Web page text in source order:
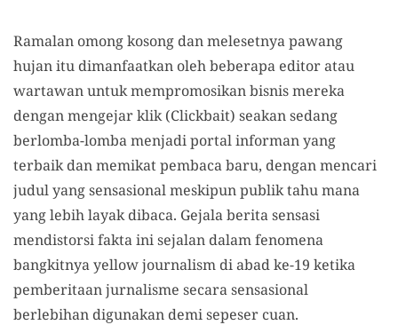
Ramalan omong kosong dan melesetnya pawang
hujan itu dimanfaatkan oleh beberapa editor atau
wartawan untuk mempromosikan bisnis mereka
dengan mengejar klik (Clickbait) seakan sedang
berlomba-lomba menjadi portal informan yang
terbaik dan memikat pembaca baru, dengan mencari
judul yang sensasional meskipun publik tahu mana
yang lebih layak dibaca. Gejala berita sensasi
mendistorsi fakta ini sejalan dalam fenomena
bangkitnya yellow journalism di abad ke-19 ketika
pemberitaan jurnalisme secara sensasional
berlebihan digunakan demi sepeser cuan.